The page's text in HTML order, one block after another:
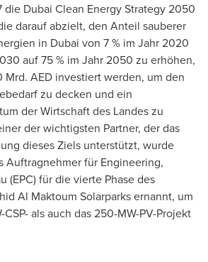
die Dubai Clean Energy Strategy 2050
darauf abzielt, den Anteil sauberer
in Dubai von 7 % im Jahr 2020
auf 75 % im Jahr 2050 zu erhöhen,
AED investiert werden, um den
zu decken und ein
der Wirtschaft des Landes zu
der wichtigsten Partner, der das
dieses Ziels unterstützt, wurde
Auftragnehmer für Engineering,
(EPC) für die vierte Phase des
Al Maktoum Solarparks ernannt, um
als auch das 250-MW-PV-Projekt